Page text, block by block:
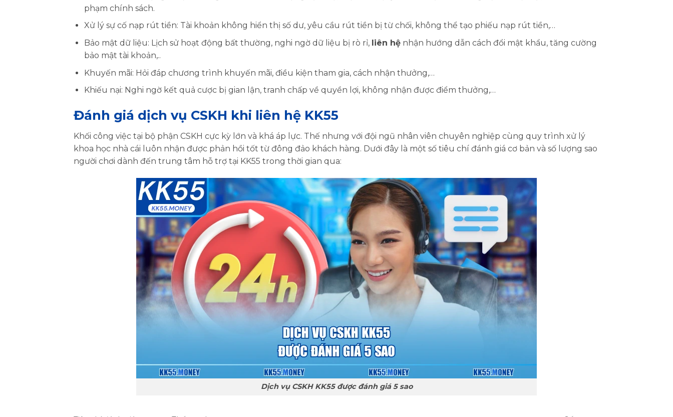
phạm chính sách.
Xử lý sự cố nạp rút tiền: Tài khoản không hiển thị số dư, yêu cầu rút tiền bị từ chối, không thể tạo phiếu nạp rút tiền,…
Bảo mật dữ liệu: Lịch sử hoạt động bất thường, nghi ngờ dữ liệu bị rò rỉ, liên hệnhận hướng dẫn cách đổi mật khẩu, tăng cường
bảo mật tài khoản,..
Khuyến mãi: Hỏi đáp chương trình khuyến mãi, điều kiện tham gia, cách nhận thưởng,…
Khiếu nại: Nghi ngờ kết quả cược bị gian lận, tranh chấp về quyền lợi, không nhận được điểm thưởng,…
Đánh giá dịch vụ CSKH khi liên hệ KK55
Khối công việc tại bộ phận CSKH cực kỳ lớn và khá áp lực. Thế nhưng với đội ngũ nhân viên chuyên nghiệp cùng quy trình xử lý
khoa học nhà cái luôn nhận được phản hồi tốt từ đông đảo khách hàng. Dưới đây là một số tiêu chí đánh giá cơ bản và số lượng sao
người chơi dành đến trung tâm hỗ trợ tại KK55 trong thời gian qua:
Dịch vụ CSKH KK55 được đánh giá 5 sao